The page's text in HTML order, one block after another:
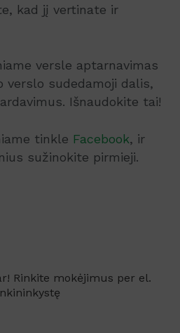
kad jį vertinate ir
versle aptarnavimas
verslo sudedamoji dalis,
Išnaudokite tai!
tinkle Facebook, ir
sužinokite pirmieji.
Rinkite mokėjimus per el.